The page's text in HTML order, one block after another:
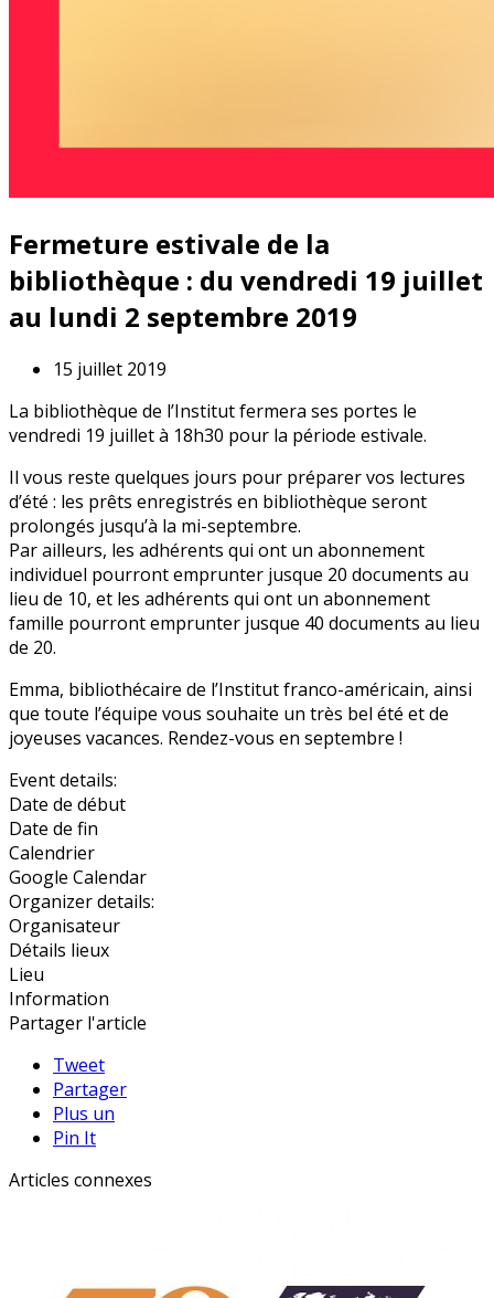
Fermeture estivale de la
bibliothèque : du vendredi 19 juillet
au lundi 2 septembre 2019
15 juillet 2019
La bibliothèque de l’Institut fermera ses portes le
vendredi 19 juillet à 18h30 pour la période estivale.
Il vous reste quelques jours pour préparer vos lectures
d’été : les prêts enregistrés en bibliothèque seront
prolongés jusqu’à la mi-septembre.
Par ailleurs, les adhérents qui ont un abonnement
individuel pourront emprunter jusque 20 documents au
lieu de 10, et les adhérents qui ont un abonnement
famille pourront emprunter jusque 40 documents au lieu
de 20.
Emma, bibliothécaire de l’Institut franco-américain, ainsi
que toute l’équipe vous souhaite un très bel été et de
joyeuses vacances. Rendez-vous en septembre !
Event details:
Date de début
Date de fin
Calendrier
Google Calendar
Organizer details:
Organisateur
Détails lieux
Lieu
Information
Partager l'article
Tweet
Partager
Plus un
Pin It
Articles connexes